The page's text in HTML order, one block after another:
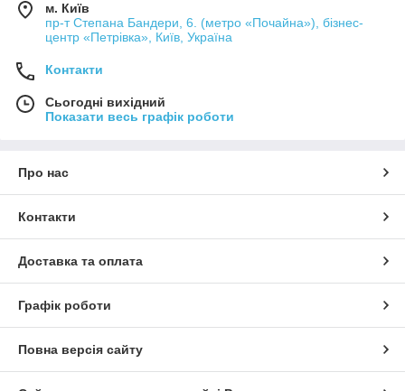
м. Київ
пр-т Степана Бандери, 6. (метро «Почайна»), бізнес-
центр «Петрівка», Київ, Україна
Контакти
Сьогодні вихідний
Показати весь графік роботи
Про нас
Контакти
Доставка та оплата
Графік роботи
Повна версія сайту